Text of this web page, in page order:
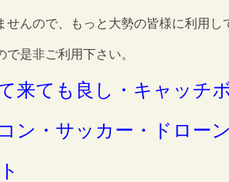
せんので、もっと大勢の皆様に利用し
是非ご利用下さい。
来ても良し・キャッチ
ン・ サッカー・ドロー